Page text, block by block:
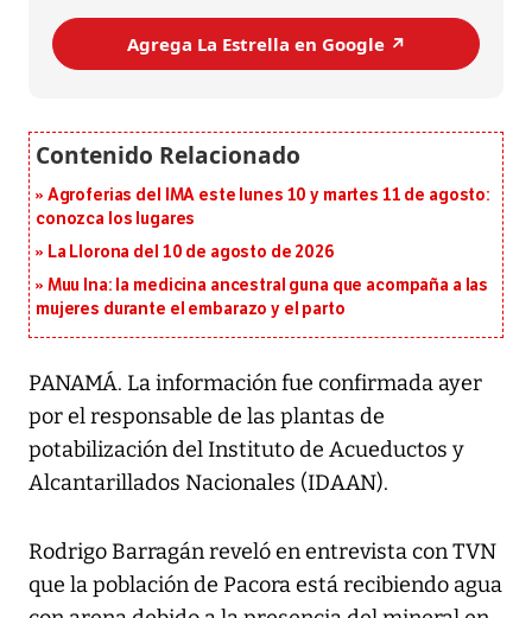
Agrega La Estrella en Google ↗️
Agroferias del IMA este lunes 10 y martes 11 de agosto:
conozca los lugares
La Llorona del 10 de agosto de 2026
Muu Ina: la medicina ancestral guna que acompaña a las
mujeres durante el embarazo y el parto
PANAMÁ. La información fue confirmada ayer
por el responsable de las plantas de
potabilización del Instituto de Acueductos y
Alcantarillados Nacionales (IDAAN).
Rodrigo Barragán reveló en entrevista con TVN
que la población de Pacora está recibiendo agua